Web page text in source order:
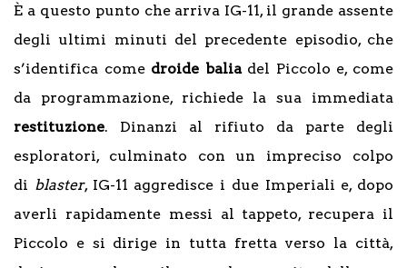
È a questo punto che arriva IG-11, il grande assente
degli ultimi minuti del precedente episodio, che
s’identifica come droide baliadel Piccolo e, come
da programmazione, richiede la sua immediata
restituzione. Dinanzi al rifiuto da parte degli
esploratori, culminato con un impreciso colpo
di blaster, IG-11 aggredisce i due Imperiali e, dopo
averli rapidamente messi al tappeto, recupera il
Piccolo e si dirige in tutta fretta verso la città,